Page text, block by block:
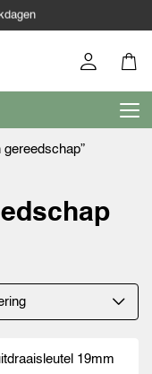
gereedschap”
19mm